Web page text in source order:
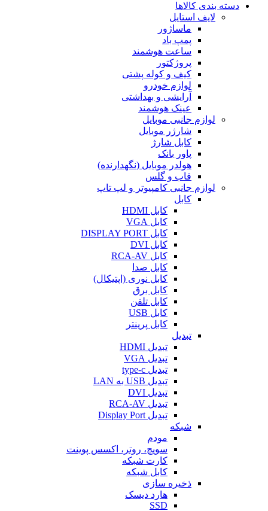
دسته بندی کالاها
لایف استایل
ماساژور
پمپ باد
ساعت هوشمند
پروژکتور
کیف و کوله پشتی
لوازم خودرو
آرایشی و بهداشتی
عینک هوشمند
لوازم جانبی موبایل
شارژر موبایل
کابل شارژ
پاور بانک
هولدر موبایل (نگهدارنده)
قاب و گلس
لوازم جانبی کامپیوتر و لپ تاپ
کابل
کابل HDMI
کابل VGA
کابل DISPLAY PORT
کابل DVI
کابل RCA-AV
کابل صدا
کابل نوری (اپتیکال)
کابل برق
کابل تلفن
کابل USB
کابل پرینتر
تبدیل
تبدیل HDMI
تبدیل VGA
تبدیل type-c
تبدیل USB به LAN
تبدیل DVI
تبدیل RCA-AV
تبدیل Display Port
شبکه
مودم
سویچ، روتر، اکسس پوینت
کارت شبکه
کابل شبکه
ذخیره سازی
هارد دیسک
SSD